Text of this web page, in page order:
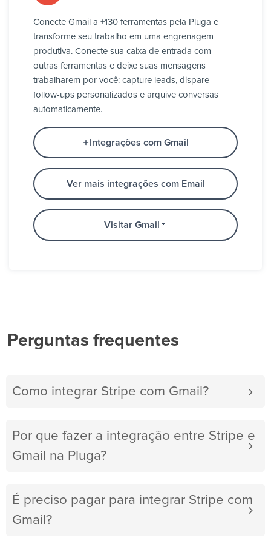
Conecte Gmail a +130 ferramentas pela Pluga e
transforme seu trabalho em uma engrenagem
produtiva. Conecte sua caixa de entrada com
outras ferramentas e deixe suas mensagens
trabalharem por você: capture leads, dispare
follow-ups personalizados e arquive conversas
automaticamente.
Integrações com Gmail
Ver mais integrações com Email
Visitar Gmail
Perguntas frequentes
Como integrar Stripe com Gmail?
Por que fazer a integração entre Stripe e
Gmail na Pluga?
É preciso pagar para integrar Stripe com
Gmail?